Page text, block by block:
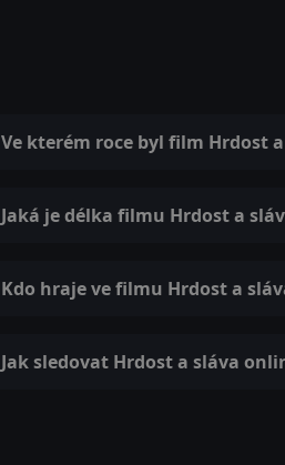
Ve kterém roce byl film Hrdost
Jaká je délka filmu Hrdost a
Kdo hraje ve filmu Hrdost a
Jak sledovat Hrdost a sláva